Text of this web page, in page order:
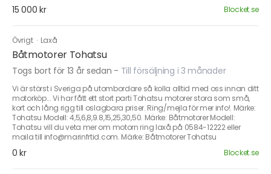
15 000 kr Blocket.se
Övrigt · Laxå
Båtmotorer Tohatsu
Togs bort för 13 år sedan - Till försäljning i 3 månader
Vi är störst i Sveriga på utombordare så kolla alltid med oss innan ditt
motorköp... Vi har fått ett stort parti Tohatsu motorer stora som små,
kort och lång rigg till oslagbara priser. Ring/mejla för mer info!. Märke:
Tohatsu Modell: 4,5,6,8,9.8,15,25,30,50. Märke: Båtmotorer Modell:
Tohatsu vill du veta mer om motorn ring laxå på 0584-12222 eller
maila till info@marinfrtid.com. Märke: Båtmotorer Tohatsu
0 kr Blocket.se